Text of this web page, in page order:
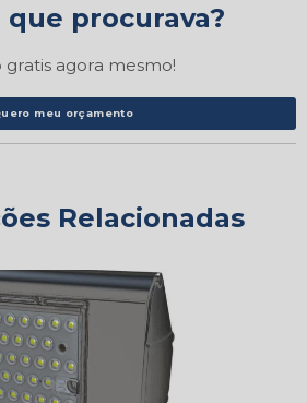
procurava?
agora mesmo!
meu orçamento
Relacionadas